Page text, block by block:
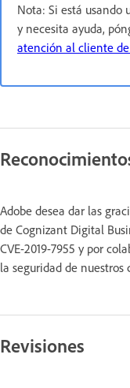
Nota: Si está usando
y necesita ayuda,
atención al cliente
Adobe desea dar las
de Cognizant Digital
CVE-2019-7955 y por
la seguridad de nuestros
Revisiones